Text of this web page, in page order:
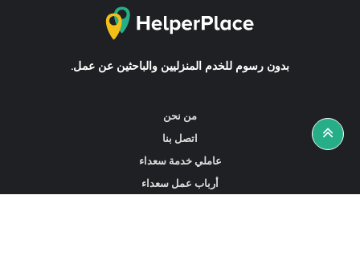
بدون رسوم للخدم المنزليين والباحثين عن عمل.
من نحن
اتصل بنا
عاملي خدمة سعداء
أرباب عمل سعداء